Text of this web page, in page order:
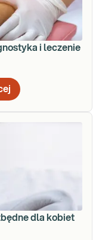
i leczenie
dla kobiet